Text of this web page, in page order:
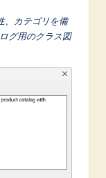
、カテゴリを備
グ用のクラス図